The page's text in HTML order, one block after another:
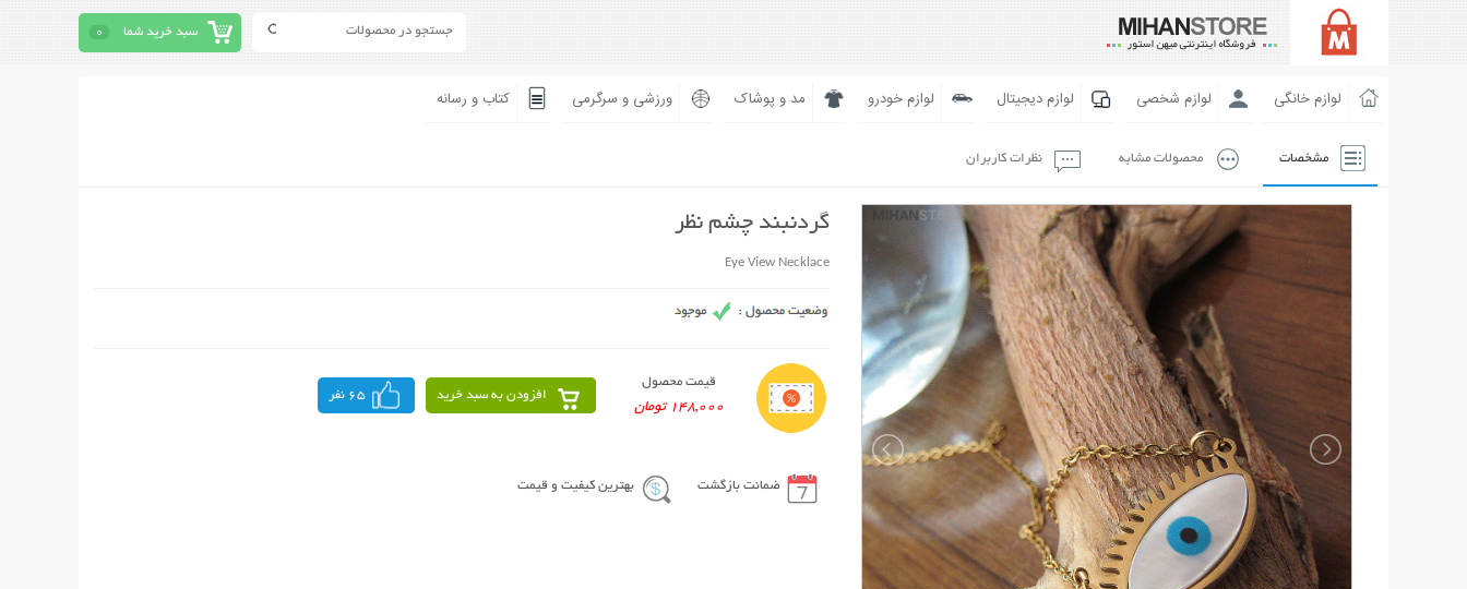
سبد خرید شما 0
لوازم خانگی لوازم شخصی لوازم دیجیتال لوازم خودرو مد و پوشاک ورزشی و سرگرمی کتاب و رسانه
مشخصات محصولات مشابه نظرات کاربران
گردنبند چشم نظر
Eye View Necklace
قیمت محصول
148,000 تومان
افزودن به سبد خرید 65 نفر
ضمانت بازگشت بهترین کیفیت و قیمت